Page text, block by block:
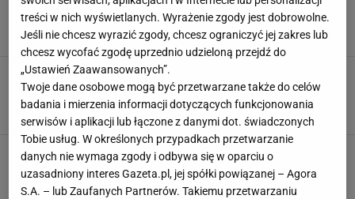
Dlaczego warto ćwiczyć tę partię mięśni?
KLATKA PIERSIOWA TRENING ĆWICZENIA
ĆWICZENIA NA KLATKĘ PIERSIOWĄ
Jak wyrzeźbić klatkę piersiową?
DIETA JAK ROBIĆ KLATKA PIERSIOWA
MIĘŚNIE
TRENER PERSONALNY
Ćwiczenia na klatkę piersiową - dla mężczyzn i
dla kobiet
PLAN TRENINGOWY ĆWICZENIA NA KLATKĘ PIERSIOWĄ
treści w nich wyświetlanych. Wyrażenie zgody jest dobrowolne.
Jeśli nie chcesz wyrazić zgody, chcesz ograniczyć jej zakres lub
chcesz wycofać zgodę uprzednio udzieloną przejdź do
„Ustawień Zaawansowanych”.
Twoje dane osobowe mogą być przetwarzane także do celów
badania i mierzenia informacji dotyczących funkcjonowania
serwisów i aplikacji lub łączone z danymi dot. świadczonych
Tobie usług. W określonych przypadkach przetwarzanie
danych nie wymaga zgody i odbywa się w oparciu o
uzasadniony interes Gazeta.pl, jej spółki powiązanej – Agora
S.A. – lub Zaufanych Partnerów. Takiemu przetwarzaniu